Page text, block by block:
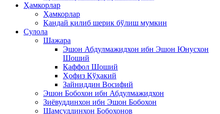
Ҳамкорлар
Ҳамкорлар
Қандай қилиб шерик бўлиш мумкин
Сулола
Шажара
Эшон Абдулмажидхон ибн Эшон Юнусхон
Шоший
Қаффол Шоший
Ҳофиз Кўҳакий
Зайниддин Восифий
Эшон Бобохон ибн Абдулмажидхон
Зиёвуддинхон ибн Эшон Бобохон
Шамсуддинхон Бобохонов